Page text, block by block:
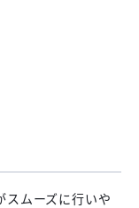
スムーズに行いや